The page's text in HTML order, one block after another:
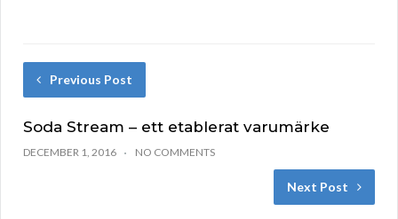
Previous Post
Soda Stream – ett etablerat varumärke
DECEMBER 1, 2016 NO COMMENTS
Next Post